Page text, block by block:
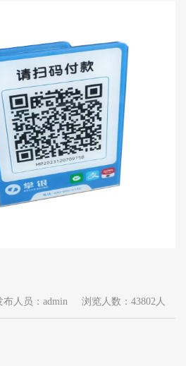
布人员：admin 浏览人数：43802人